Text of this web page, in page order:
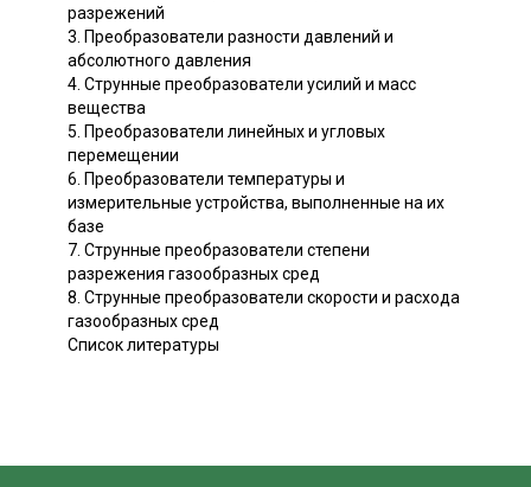
разрежений
3. Преобразователи разности давлений и
абсолютного давления
4. Струнные преобразователи усилий и масс
вещества
5. Преобразователи линейных и угловых
перемещении
6. Преобразователи температуры и
измерительные устройства, выполненные на их
базе
7. Струнные преобразователи степени
разрежения газообразных сред
8. Струнные преобразователи скорости и расхода
газообразных сред
Список литературы